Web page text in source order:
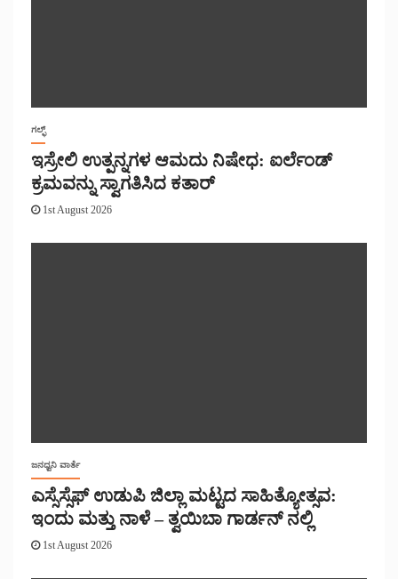
ಗಲ್ಫ್
ಇಸ್ರೇಲಿ ಉತ್ಪನ್ನಗಳ ಆಮದು ನಿಷೇಧ: ಐರ್ಲೆಂಡ್
ಕ್ರಮವನ್ನು ಸ್ವಾಗತಿಸಿದ ಕತಾರ್
1st August 2026
ಜನಧ್ವನಿ ವಾರ್ತೆ
ಎಸ್ಸೆಸ್ಸೆಫ್ ಉಡುಪಿ ಜಿಲ್ಲಾ ಮಟ್ಟದ ಸಾಹಿತ್ಯೋತ್ಸವ:
ಇಂದು ಮತ್ತು ನಾಳೆ – ತ್ವಯಿಬಾ ಗಾರ್ಡನ್ ನಲ್ಲಿ
1st August 2026